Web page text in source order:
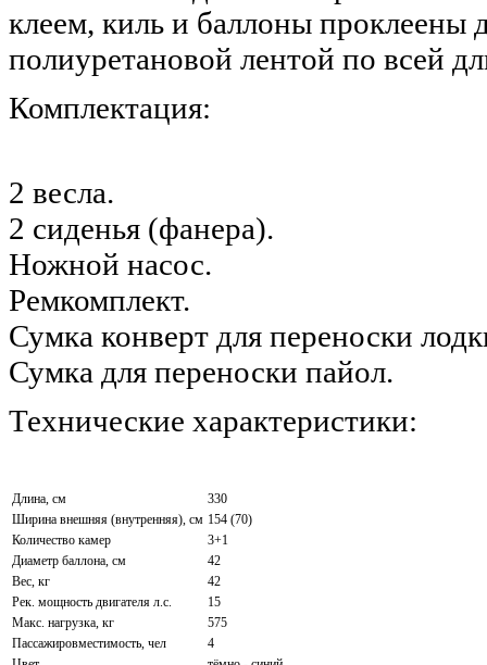
клеем, киль и баллоны проклеены
полиуретановой лентой по всей
Комплектация:
2 весла.
2 сиденья (фанера).
Ножной насос.
Ремкомплект.
Сумка конверт для переноски
Сумка для переноски пайол.
Технические характеристики:
Длина, см
330
Ширина внешняя (внутренняя), см 154 (70)
Количество камер
3+1
Диаметр баллона, см
42
Вес, кг
42
Рек. мощность двигателя л.с.
15
Макс. нагрузка, кг
575
Пассажировместимость, чел
4